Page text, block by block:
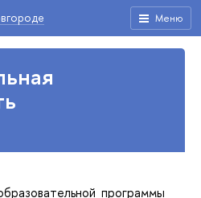
Меню
программы